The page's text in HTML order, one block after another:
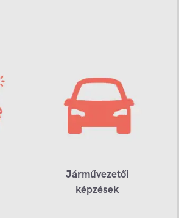
Járművezetői
képzések